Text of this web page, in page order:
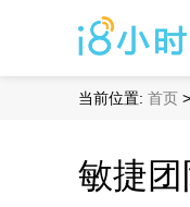
当前位置: 首页 >
敏捷